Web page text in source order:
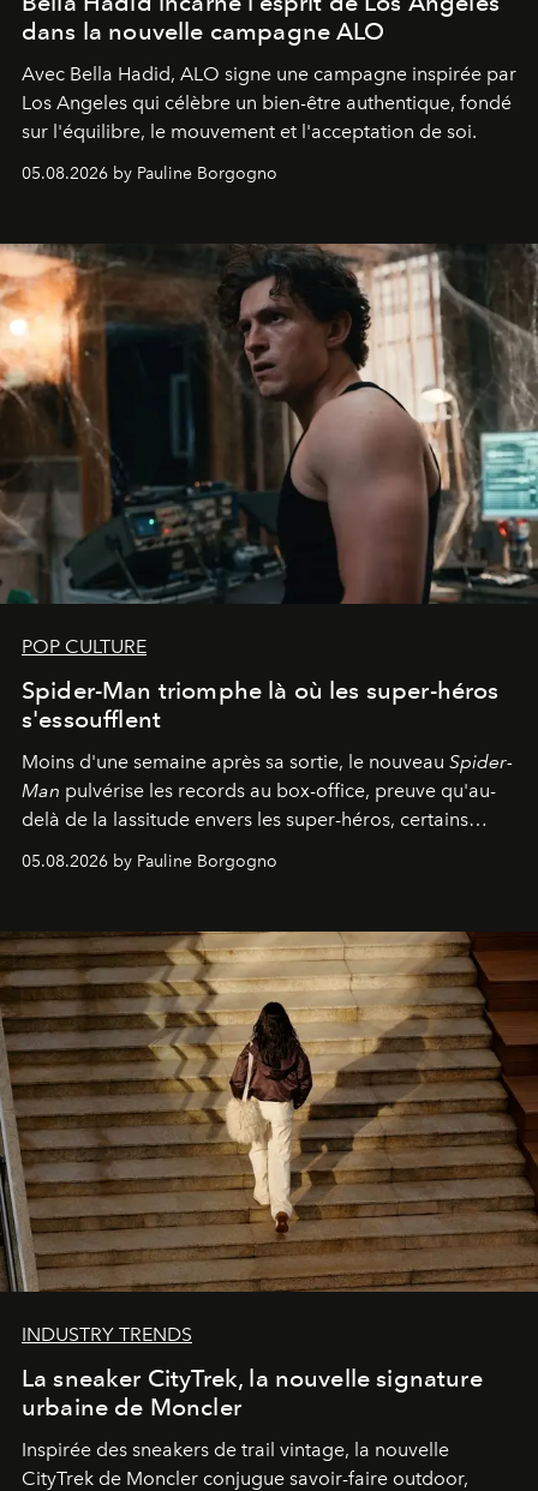
dans la nouvelle campagne ALO
Avec Bella Hadid, ALO signe une campagne inspirée par
Los Angeles qui célèbre un bien-être authentique, fondé
sur l'équilibre, le mouvement et l'acceptation de soi.
05.08.2026 by Pauline Borgogno
POP CULTURE
Spider-Man triomphe là où les super-héros
s'essoufflent
Moins d'une semaine après sa sortie, le nouveau Spider-
Man pulvérise les records au box-office, preuve qu'au-
delà de la lassitude envers les super-héros, certains
05.08.2026 by Pauline Borgogno
INDUSTRY TRENDS
La sneaker CityTrek, la nouvelle signature
urbaine de Moncler
Inspirée des sneakers de trail vintage, la nouvelle
CityTrek de Moncler conjugue savoir-faire outdoor,